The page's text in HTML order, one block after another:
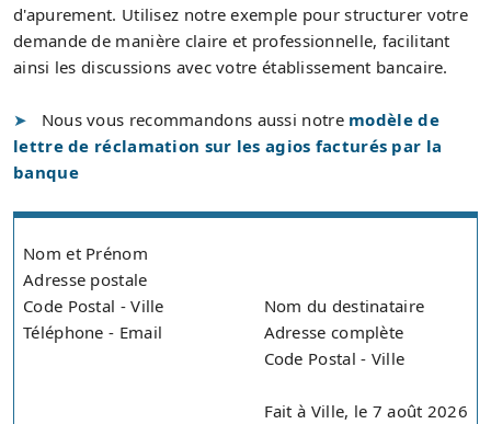
d'apurement. Utilisez notre exemple pour structurer votre
demande de manière claire et professionnelle, facilitant
ainsi les discussions avec votre établissement bancaire.
Nous vous recommandons aussi notre modèle de
lettre de réclamation sur les agios facturés par la
banque
Nom et Prénom
Adresse postale
Code Postal - Ville
Téléphone - Email
Nom du destinataire
Adresse complète
Code Postal - Ville
Fait à Ville, le 7 août 2026